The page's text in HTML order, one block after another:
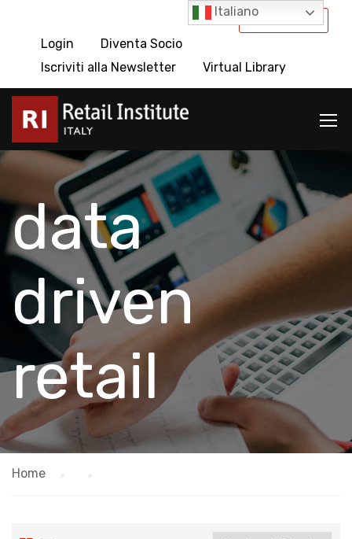
International
Login
Diventa Socio
Iscriviti alla Newsletter
Virtual Library
data
driven
retail
Home
Italiano